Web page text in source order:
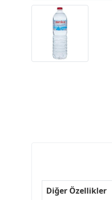
Diğer Özellikler